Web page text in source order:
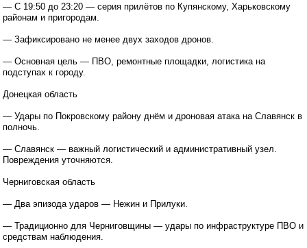
— С 19:50 до 23:20 — серия прилётов по Купянскому, Харьковскому
районам и пригородам.
— Зафиксировано не менее двух заходов дронов.
— Основная цель — ПВО, ремонтные площадки, логистика на
подступах к городу.
Донецкая область
— Удары по Покровскому району днём и дроновая атака на Славянск в
полночь.
— Славянск — важный логистический и административный узел.
Повреждения уточняются.
Черниговская область
— Два эпизода ударов — Нежин и Прилуки.
— Традиционно для Черниговщины — удары по инфраструктуре ПВО и
средствам наблюдения.